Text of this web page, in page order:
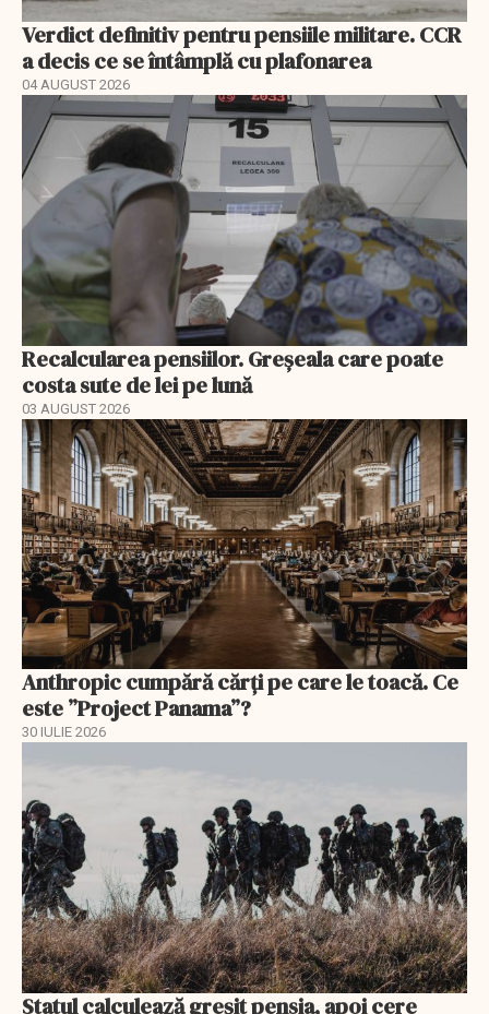
Verdict definitiv pentru pensiile militare. CCR
a decis ce se întâmplă cu plafonarea
04 AUGUST 2026
Recalcularea pensiilor. Greșeala care poate
costa sute de lei pe lună
03 AUGUST 2026
Anthropic cumpără cărți pe care le toacă. Ce
este ”Project Panama”?
30 IULIE 2026
Statul calculează greșit pensia, apoi cere